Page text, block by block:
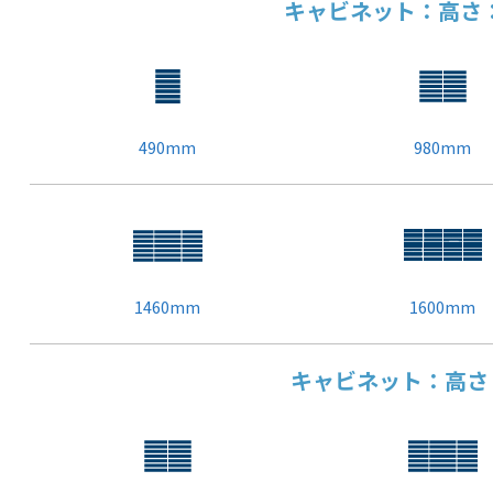
キャビネット：高
490mm 980mm
1460mm 1600mm
キャビネット：高